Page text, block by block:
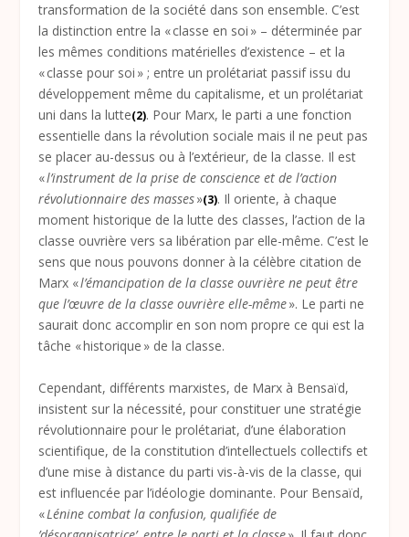
transformation de la société dans son ensemble. C’est
la distinction entre la « classe en soi » – déterminée par
les mêmes conditions matérielles d’existence – et la
« classe pour soi » ; entre un prolétariat passif issu du
développement même du capitalisme, et un prolétariat
uni dans la lutte(2). Pour Marx, le parti a une fonction
essentielle dans la révolution sociale mais il ne peut pas
se placer au-dessus ou à l’extérieur, de la classe. Il est
«l’instrument de la prise de conscience et de l’action
révolutionnaire des masses»(3). Il oriente, à chaque
moment historique de la lutte des classes, l’action de la
classe ouvrière vers sa libération par elle-même. C’est le
sens que nous pouvons donner à la célèbre citation de
Marx «l’émancipation de la classe ouvrière ne peut être
que l’œuvre de la classe ouvrière elle-même». Le parti ne
saurait donc accomplir en son nom propre ce qui est la
tâche « historique » de la classe.
Cependant, différents marxistes, de Marx à Bensaïd,
insistent sur la nécessité, pour constituer une stratégie
révolutionnaire pour le prolétariat, d’une élaboration
scientifique, de la constitution d’intellectuels collectifs et
d’une mise à distance du parti vis-à-vis de la classe, qui
est influencée par l’idéologie dominante. Pour Bensaïd,
«Lénine combat la confusion, qualifiée de